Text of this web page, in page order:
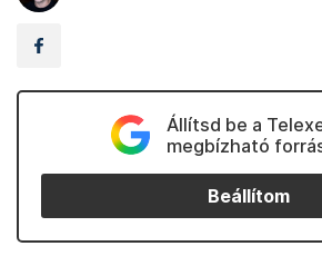
Állítsd be a
megbízható
Beállítom